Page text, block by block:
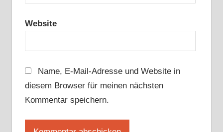
Website
Name, E-Mail-Adresse und Website in
diesem Browser für meinen nächsten
Kommentar speichern.